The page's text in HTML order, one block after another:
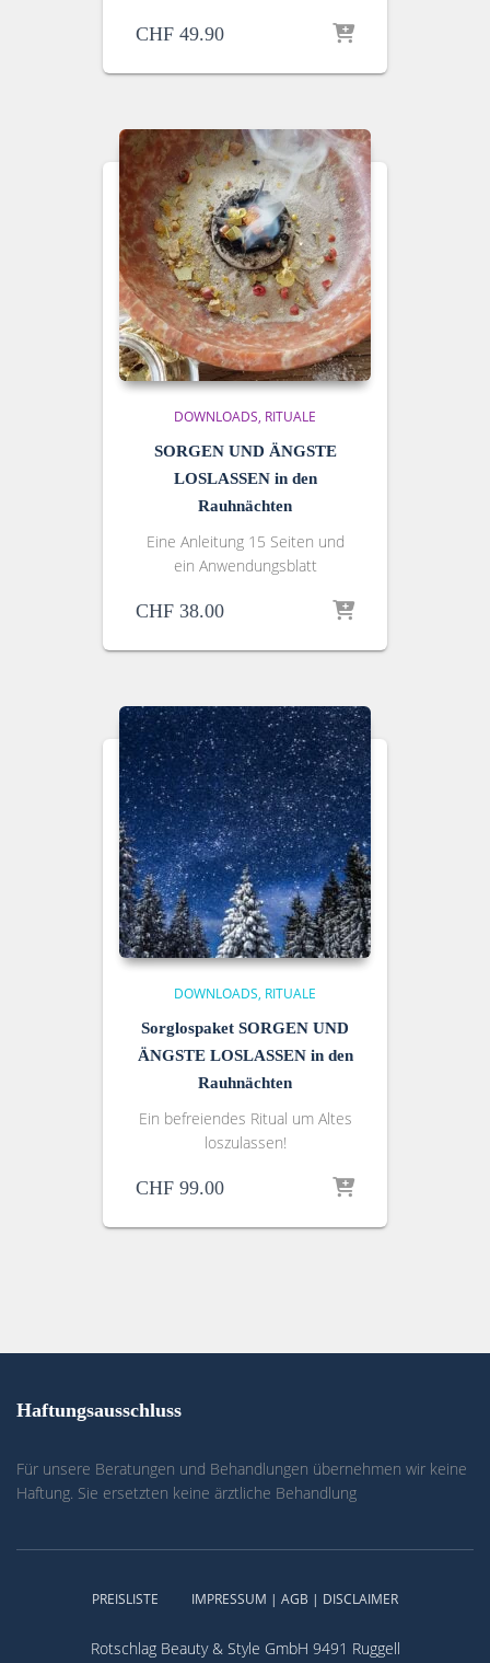
CHF 49.90
DOWNLOADS RITUALE
SORGEN UND ÄNGSTE
LOSLASSEN in den
Rauhnächten
Eine Anleitung 15 Seiten und
ein Anwendungsblatt
CHF 38.00
DOWNLOADS RITUALE
Sorglospaket SORGEN UND
ÄNGSTE LOSLASSEN in den
Rauhnächten
Ein befreiendes Ritual um Altes
loszulassen!
CHF 99.00
Haftungsausschluss
Für unsere Beratungen und Behandlungen übernehmen wir keine
Haftung. Sie ersetzten keine ärztliche Behandlung
PREISLISTE IMPRESSUM | AGB | DISCLAIMER
Rotschlag Beauty & Style GmbH 9491 Ruggell